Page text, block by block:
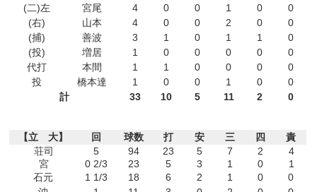
(二)左
宮尾 4 0 0 1 0
0
(右)
山本 4 0 0 2 0
0
(捕)
善波 3 1 0 1 1
0
(投)
増居 1 0 0 0 0
0
代打
本間 1 1 0 0 0
0
投
橋本達 1 0 0 1 0
0
計
33 10 5 11 2 0
【立 大】 回 球数 打 安 三 四
責
荘司
5 94 23 5 7 2
4
宮
0 2/3 23 5 3 1 0
1
石元
1 1/3 18 6 2 1 0
0